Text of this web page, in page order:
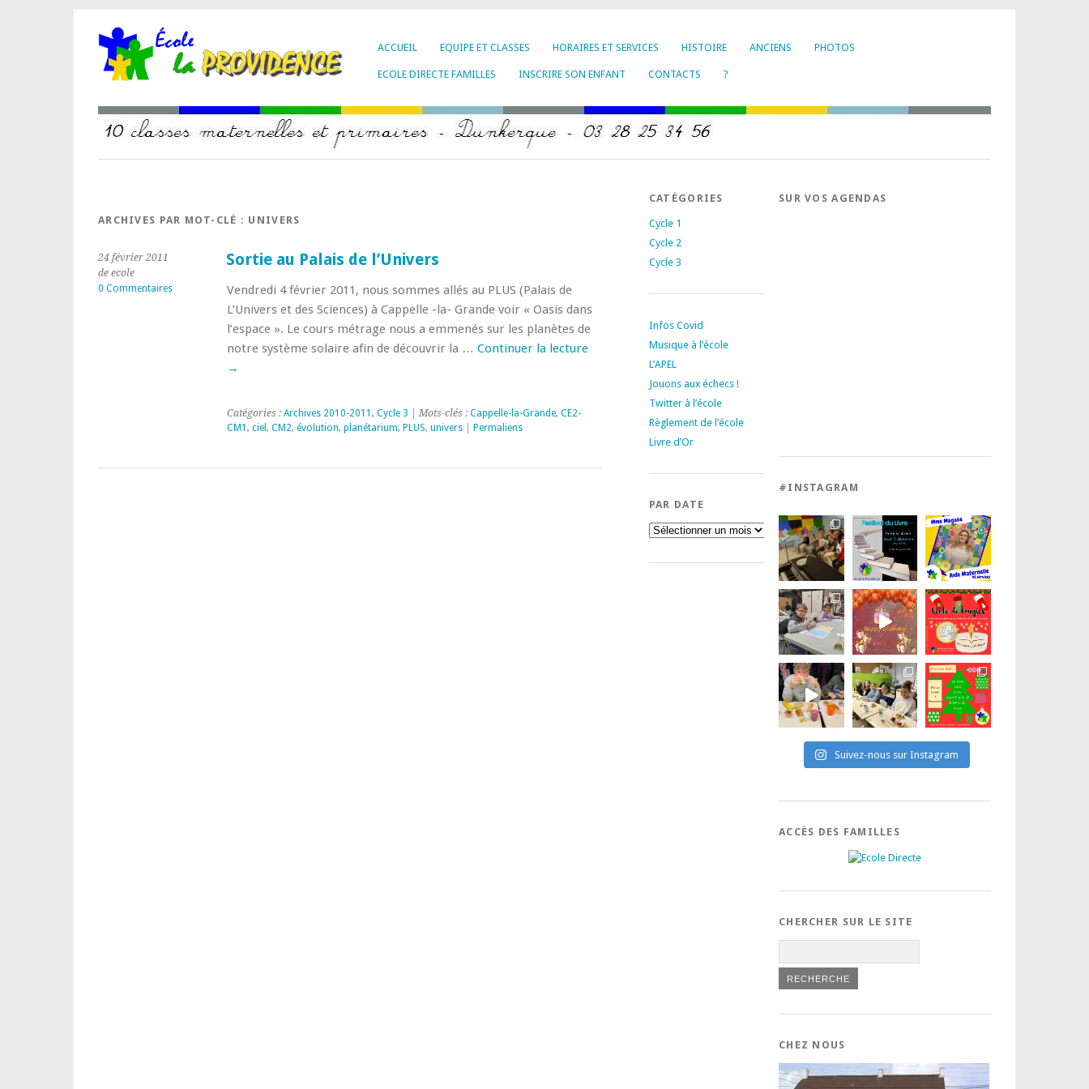
ACCUEIL EQUIPE ET CLASSES HORAIRES ET SERVICES HISTOIRE ANCIENS PHOTOS
ECOLE DIRECTE FAMILLES INSCRIRE SON ENFANT CONTACTS ?
ARCHIVES PAR MOT-CLÉ : UNIVERS
24 février 2011
de ecole
0 Commentaires
Sortie au Palais de l’Univers
Vendredi 4 février 2011, nous sommes allés au PLUS (Palais de
L’Univers et des Sciences) à Cappelle -la- Grande voir « Oasis dans
l’espace ». Le cours métrage nous a emmenés sur les planètes de
notre système solaire afin de découvrir la … Continuer la lecture
→
Catégories : Archives 2010-2011 , Cycle 3 | Mots-clés : Cappelle-la-Grande, CE2-
CM1 , ciel , CM2, évolution, planétarium, PLUS, univers| Permaliens
CATÉGORIES
Cycle 1
Cycle 2
Cycle 3
Infos Covid
Musique à l’école
L’APEL
Jouons aux échecs !
Twitter à l’école
Règlement de l’école
Livre d’Or
PAR DATE
Par
date
SUR VOS AGENDAS
#INSTAGRAM
Suivez-nous sur Instagram
ACCÈS DES FAMILLES
CHERCHER SUR LE SITE
CHEZ NOUS